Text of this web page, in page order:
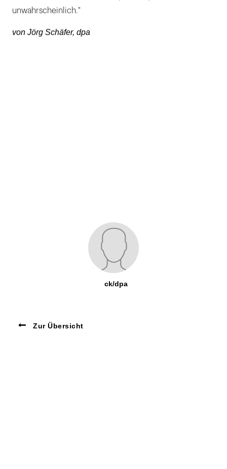
unwahrscheinlich."
von Jörg Schäfer, dpa
ck/dpa
Zur Übersicht